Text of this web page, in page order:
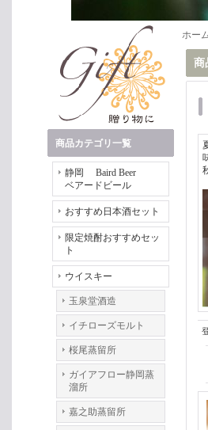
商品カテゴリ一覧
静岡 Baird Beer
ベアードビール
おすすめ日本酒セット
限定焼酎おすすめセッ
ト
ウイスキー
玉泉堂酒造
イチローズモルト
桜尾蒸留所
ガイアフロー静岡蒸
溜所
嘉之助蒸留所
ホー
商